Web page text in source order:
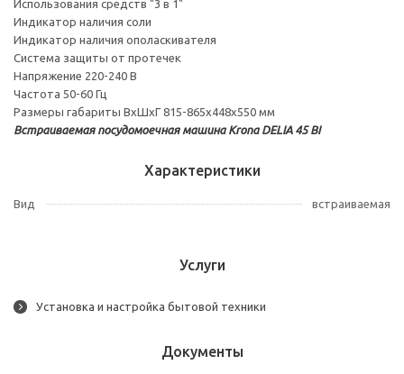
Использования средств "3 в 1"
Индикатор наличия соли
Индикатор наличия ополаскивателя
Система защиты от протечек
Напряжение 220-240 В
Частота 50-60 Гц
Размеры габариты ВхШхГ 815-865х448х550 мм
Встраиваемая посудомоечная машина Krona DELIA 45 BI
Характеристики
Вид встраиваемая
Услуги
Установка и настройка бытовой техники
Документы